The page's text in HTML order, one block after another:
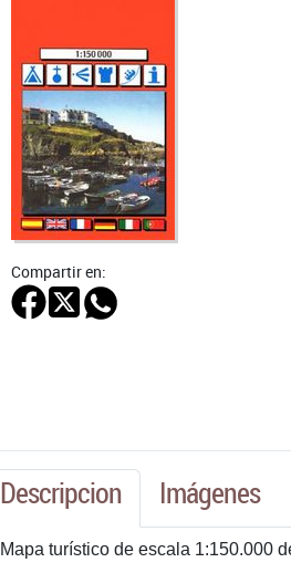
Compartir en:
Descripcion Imágenes
Mapa turístico de escala 1:150.000